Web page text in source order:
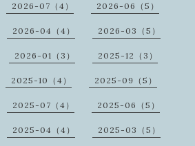
2026-07（4） 2026-06（5）
2026-04（4） 2026-03（5）
2026-01（3） 2025-12（3）
2025-10（4） 2025-09（5）
2025-07（4） 2025-06（5）
2025-04（4） 2025-03（5）